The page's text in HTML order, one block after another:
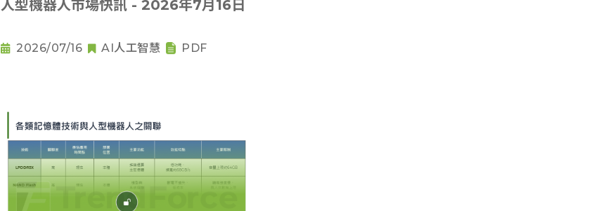
人型機器人市場快訊 - 2026年7月16日
2026/07/16 AI人工智慧 PDF